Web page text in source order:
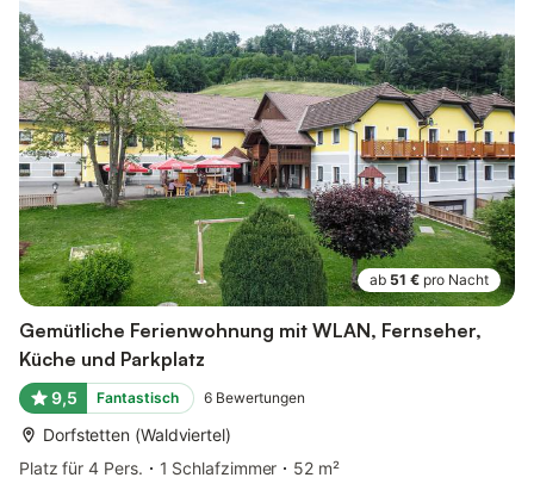
ab 51 € pro Nacht
Gemütliche Ferienwohnung mit WLAN, Fernseher,
Küche und Parkplatz
9,5 Fantastisch 6 Bewertungen
Dorfstetten (Waldviertel)
Platz für 4 Pers.
1 Schlafzimmer 52 m²